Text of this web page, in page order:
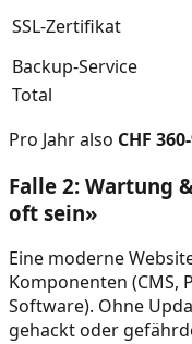
SSL-Zertifikat
Backup-Service
Total
Pro Jahr also CHF
Falle 2: Wartung
oft sein»
Eine moderne
Komponenten (CMS,
Software). Ohne
gehackt oder